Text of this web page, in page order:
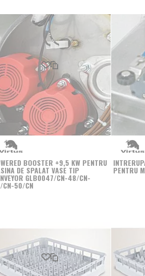
Produs favoritComparati
BOOSTER +9,5 KW PENTRU
DE SPALAT VASE TIP
GLB0047/CN-48/CN-
50/CN
PENTRU
Produs favorit
Comparati